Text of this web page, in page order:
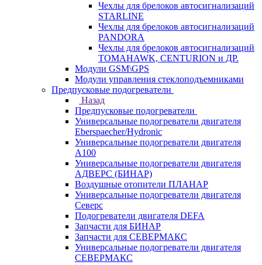
Чехлы для брелоков автосигнализаций
STARLINE
Чехлы для брелоков автосигнализаций
PANDORA
Чехлы для брелоков автосигнализаций
TOMAHAWK, CENTURION и ДР.
Модули GSM\GPS
Модули управления стеклоподъемниками
Предпусковые подогреватели
Назад
Предпусковые подогреватели
Универсальные подогреватели двигателя
Eberspaecher/Hydronic
Универсальные подогреватели двигателя
A100
Универсальные подогреватели двигателя
АДВЕРС (БИНАР)
Воздушные отопители ПЛАНАР
Универсальные подогреватели двигателя
Северс
Подогреватели двигателя DEFA
Запчасти для БИНАР
Запчасти для СЕВЕРМАКС
Универсальные подогреватели двигателя
СЕВЕРМАКС